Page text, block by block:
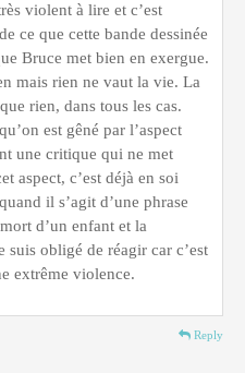
violent à lire et c’est
ce que cette bande dessinée
Bruce met bien en exergue.
mais rien ne vaut la vie. La
rien, dans tous les cas.
est gêné par l’aspect
une critique qui ne met
aspect, c’est déjà en soi
il s’agit d’une phrase
d’un enfant et la
suis obligé de réagir car c’est
extrême violence.
Reply